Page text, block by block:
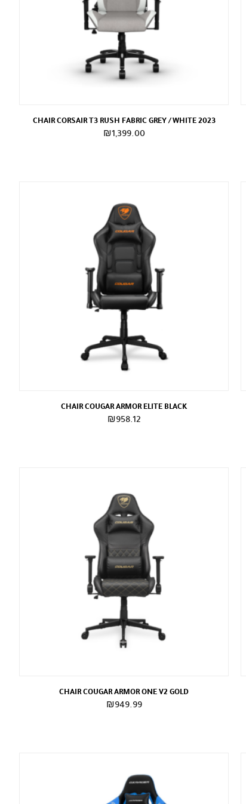
CHAIR CORSAIR T3 RUSH FABRIC GREY / WHITE 2023
₪1,399.00
CHAIR COUGAR ARMOR ELITE BLACK
₪958.12
CHAIR COUGAR ARMOR ONE V2 GOLD
₪949.99